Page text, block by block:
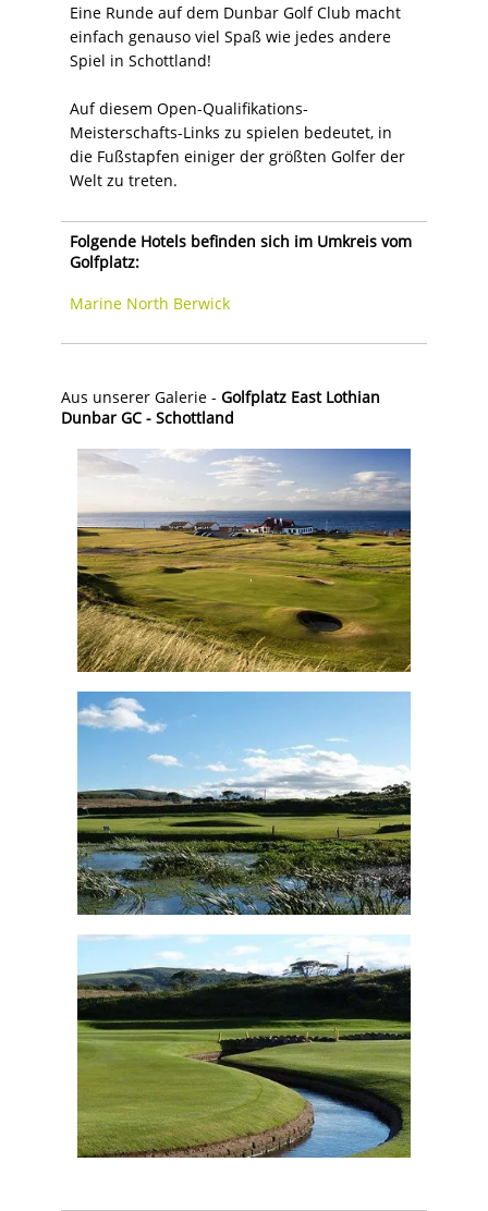
Eine Runde auf dem Dunbar Golf Club macht
einfach genauso viel Spaß wie jedes andere
Spiel in Schottland!
Auf diesem Open-Qualifikations-
Meisterschafts-Links zu spielen bedeutet, in
die Fußstapfen einiger der größten Golfer der
Welt zu treten.
Folgende Hotels befinden sich im Umkreis vom
Golfplatz:
Marine North Berwick
Aus unserer Galerie - Golfplatz East Lothian
Dunbar GC - Schottland